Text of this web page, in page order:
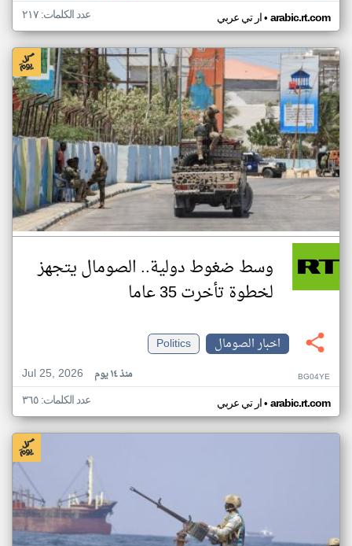
ار تي عربي• arabic.rt.com عدد الكلمات: ٢١٧
وسط ضغوط دولية.. الصومال يتجهز
لخطوة تأخرت 35 عاما
اخبار الصومال
Politics
Jul 25, 2026
منذ ١٤ يوم BG04YE
ار تي عربي• arabic.rt.com عدد الكلمات: ٣٦٥